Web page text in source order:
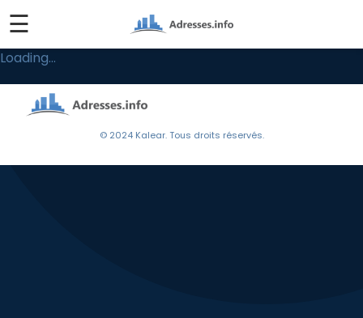
☰
Loading...
© 2024 Kalear. Tous droits réservés.